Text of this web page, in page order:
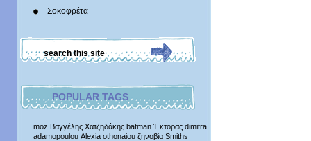
Σοκοφρέτα
POPULAR TAGS
moz Βαγγέλης Χατζηδάκης batman Έκτορας dimitra
adamopoulou Alexia othonaiou ζηνοβία Smiths